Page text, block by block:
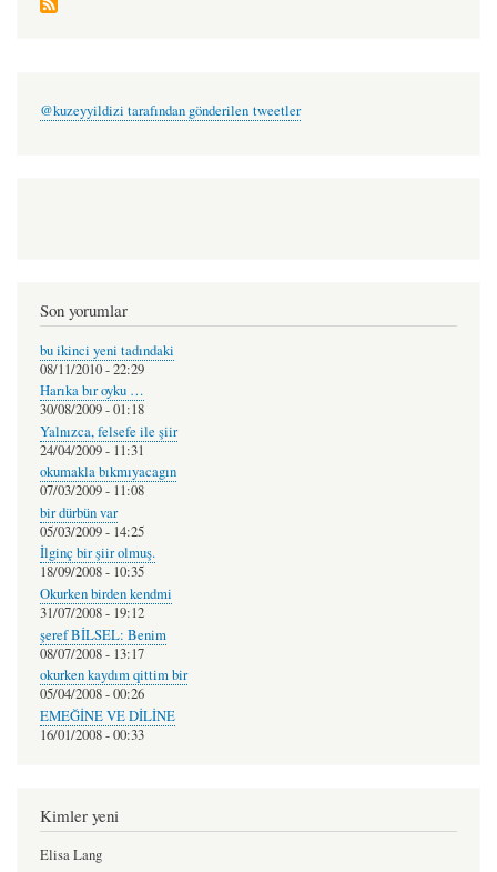
@kuzeyyildizi tarafından gönderilen tweetler
Son yorumlar
bu ikinci yeni tadındaki
08/11/2010 - 22:29
Harıka bır oyku …
30/08/2009 - 01:18
Yalnızca, felsefe ile şiir
24/04/2009 - 11:31
okumakla bıkmıyacagın
07/03/2009 - 11:08
bir dürbün var
05/03/2009 - 14:25
İlginç bir şiir olmuş.
18/09/2008 - 10:35
Okurken birden kendmi
31/07/2008 - 19:12
şeref BİLSEL: Benim
08/07/2008 - 13:17
okurken kaydım qittim bir
05/04/2008 - 00:26
EMEĞİNE VE DİLİNE
16/01/2008 - 00:33
Kimler yeni
Elisa Lang